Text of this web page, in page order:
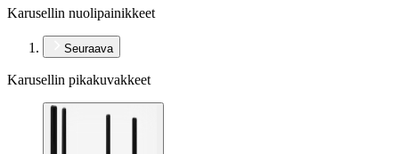
Karusellin nuolipainikkeet
Seuraava
Karusellin pikakuvakkeet